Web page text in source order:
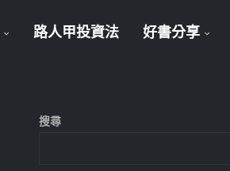
路人甲投資法 好書分享
搜尋